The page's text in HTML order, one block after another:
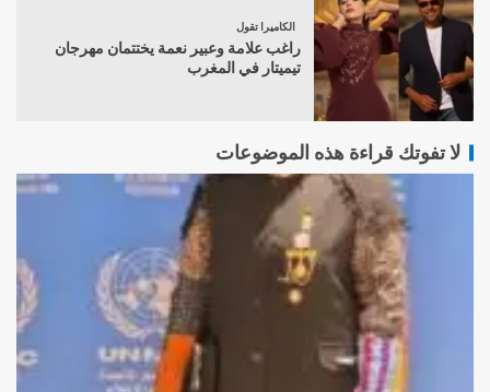
الكاميرا تقول
راغب علامة وعبير نعمة يختتمان مهرجان
تيميتار في المغرب
لا تفوتك قراءة هذه الموضوعات